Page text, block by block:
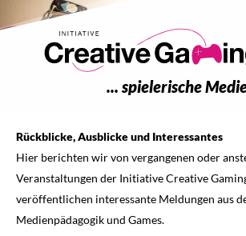
... spielerische
Rückblicke, Ausblicke und Interessantes
Hier berichten wir von vergangenen oder
Veranstaltungen der Initiative Creative
veröffentlichen interessante Meldungen aus
Medienpädagogik und Games.